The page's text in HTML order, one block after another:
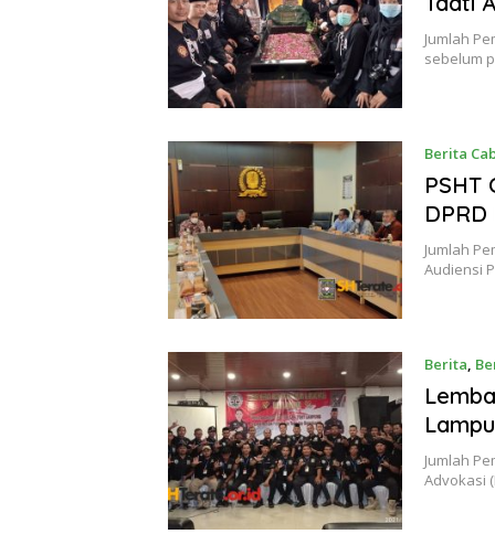
Jumlah
sebelum
Berita
Oktober
PSHT
Jumlah
Audiensi
Berita,
Oktober
Jumlah
Advokasi